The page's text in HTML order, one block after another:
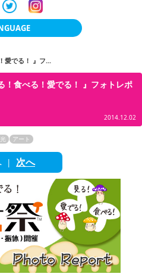
국어
ษาไทย
Viêt
Indonesia
愛でる！ 』フ...
！食べる！愛でる！ 』フォトレポ
2014.12.02
アート
| 次へ